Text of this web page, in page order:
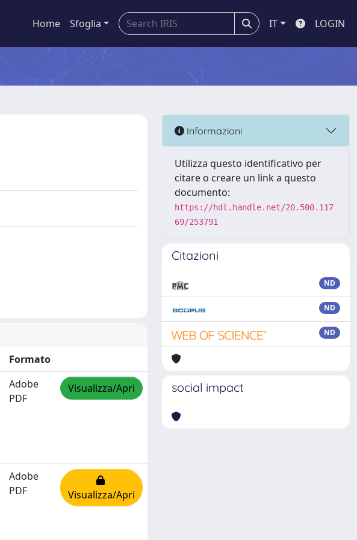
Home Sfoglia IT LOGIN
Formato
Adobe
PDF
Visualizza/Apri
Adobe
PDF
Visualizza/Apri
Informazioni
Utilizza questo identificativo per
citare o creare un link a questo
documento:
https://hdl.handle.net/20.500.117
69/253791
Citazioni
ND
ND
ND
social impact